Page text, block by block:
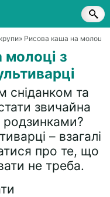
» Рисова каша на молоці
з
сніданком та
звичайна
– взагалі
про те, що
не треба.